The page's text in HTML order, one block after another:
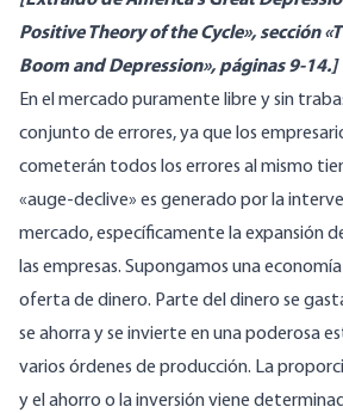
Positive Theory of the Cycle», sección
Boom and Depression», páginas 9-14.]
En el mercado puramente libre y sin
conjunto de errores, ya que los
cometerán todos los errores al mismo
«auge-declive» es generado por la
mercado, específicamente la expansión
las empresas. Supongamos una
oferta de dinero. Parte del dinero se
se ahorra y se invierte en una poderosa
varios órdenes de producción. La
y el ahorro o la inversión viene